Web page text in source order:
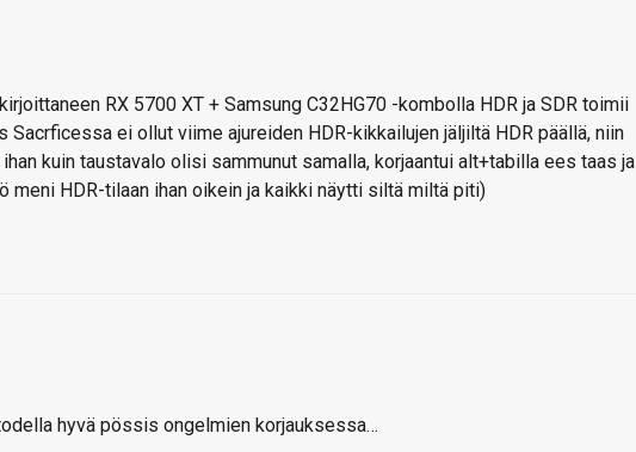
RX 5700 XT + Samsung C32HG70 -kombolla HDR ja SDR toimii
Sacrficessa ei ollut viime ajureiden HDR-kikkailujen jäljiltä HDR päällä, niin
kuin taustavalo olisi sammunut samalla, korjaantui alt+tabilla ees taas ja
meni HDR-tilaan ihan oikein ja kaikki näytti siltä miltä piti)
hyvä pössis ongelmien korjauksessa…